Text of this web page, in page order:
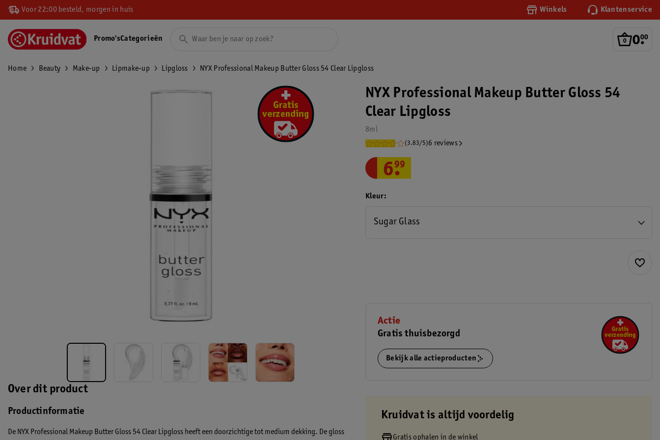
Voor 22:00 besteld, morgen in huis Winkels Klantenservice
0.
00
Promo'sCategorieën
Home Beauty Make-up Lipmake-up Lipgloss NYX Professional Makeup Butter Gloss 54 Clear Lipgloss
Over dit product
Productinformatie
De NYX Professional Makeup Butter Gloss 54 Clear Lipgloss heeft een doorzichtige tot medium dekking. De gloss
NYX Professional Makeup Butter Gloss 54
Clear Lipgloss
8ml
(3.83/5)6 reviews
6.
99
Kleur
Sugar Glass
Actie
Gratis thuisbezorgd
Bekijk alle actieproducten
Kruidvat is altijd voordelig
Gratis ophalen in de winkel